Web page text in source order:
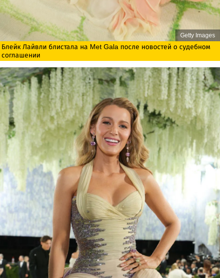
Getty Images
Блейк Лайвли блистала на Met Gala после новостей о судебном
соглашении